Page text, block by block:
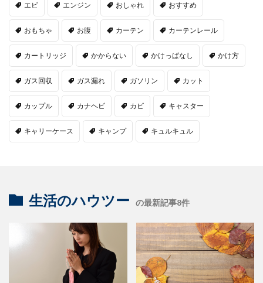
エビ エンジン おしゃれ おすすめ
おもちゃ お腹 カーテン カーテンレール
カートリッジ かからない かけっぱなし かけ方
ガス回収 ガス漏れ ガソリン カット
カップル カナヘビ カビ キャスター
キャリーケース キャンプ キュルキュル
生活のハウツー の最新記事8件